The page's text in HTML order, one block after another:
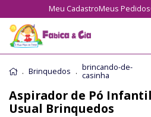
Meu CadastroMeus Pedidos
Brinquedos
brincando-de-
casinha
Aspirador de Pó
Usual Brinquedos